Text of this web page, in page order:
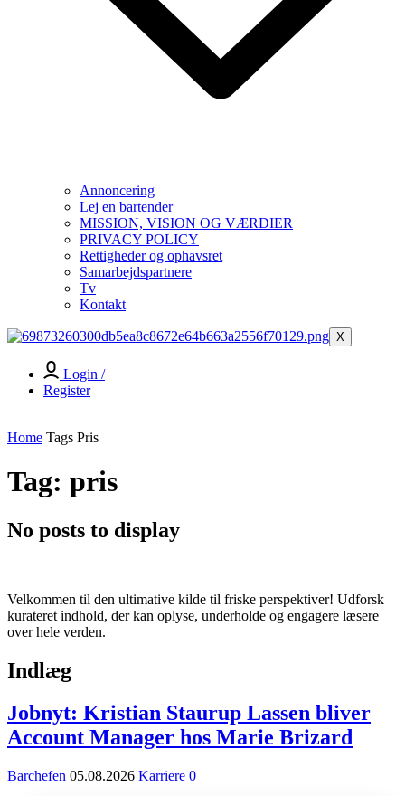
Annoncering
Lej en bartender
MISSION, VISION OG VÆRDIER
PRIVACY POLICY
Rettigheder og ophavsret
Samarbejdspartnere
Tv
Kontakt
X
Login /
Register
Home Tags Pris
Tag: pris
No posts to display
Velkommen til den ultimative kilde til friske perspektiver! Udforsk
kurateret indhold, der kan oplyse, underholde og engagere læsere
over hele verden.
Indlæg
Jobnyt: Kristian Staurup Lassen bliver
Account Manager hos Marie Brizard
Barchefen 05.08.2026 Karriere 0